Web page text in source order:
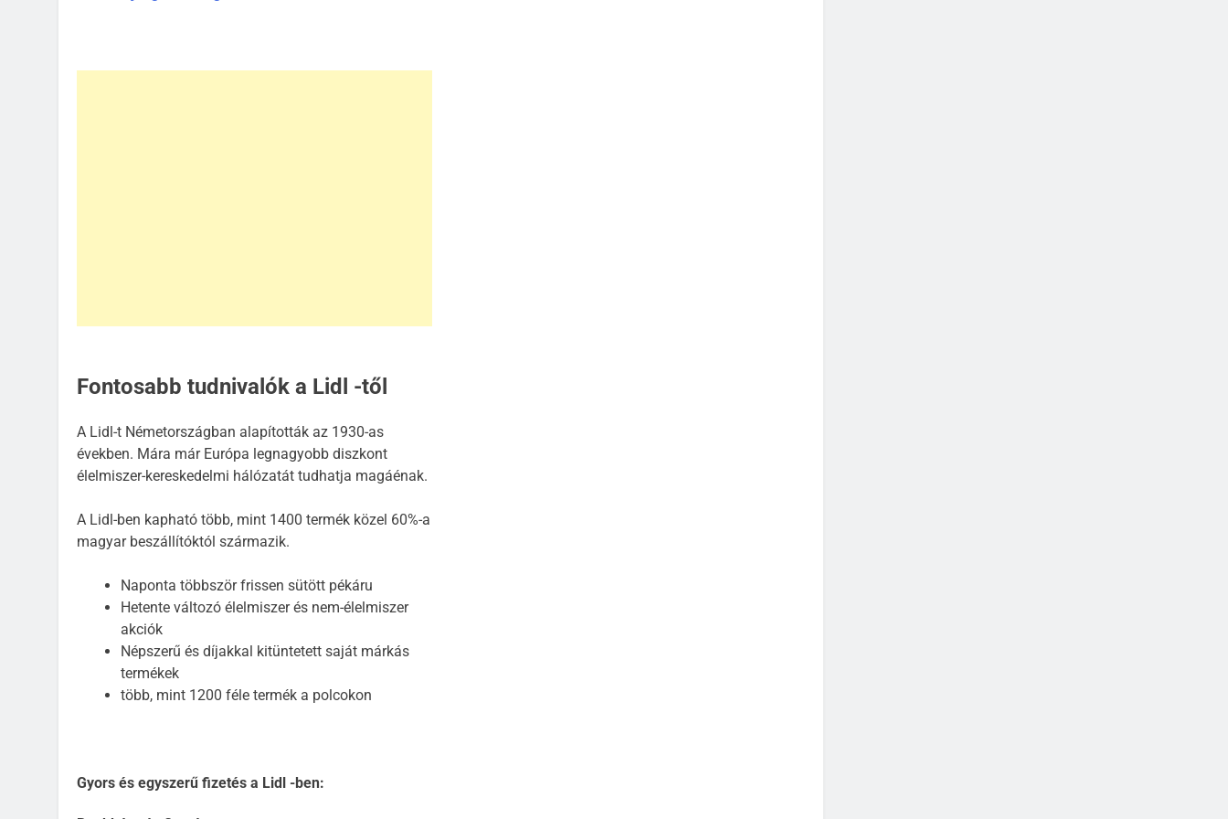
Fontosabb tudnivalók a Lidl -től
A Lidl-t Németországban alapították az 1930-as
években. Mára már Európa legnagyobb diszkont
élelmiszer-kereskedelmi hálózatát tudhatja magáénak.
A Lidl-ben kapható több, mint 1400 termék közel 60%-a
magyar beszállítóktól származik.
Naponta többször frissen sütött pékáru
Hetente változó élelmiszer és nem-élelmiszer
akciók
Népszerű és díjakkal kitüntetett saját márkás
termékek
több, mint 1200 féle termék a polcokon
Gyors és egyszerű fizetés a Lidl -ben: